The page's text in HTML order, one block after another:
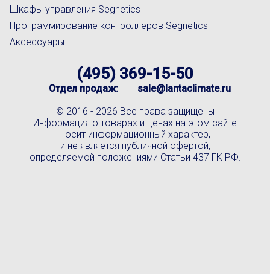
Шкафы управления Segnetics
Программирование контроллеров Segnetics
Аксессуары
(495) 369-15-50
Отдел продаж: sale@lantaclimate.ru
© 2016 - 2026 Все права защищены
Информация о товарах и ценах на этом сайте
носит информационный характер,
и не является публичной офертой,
определяемой положениями Статьи 437 ГК РФ.